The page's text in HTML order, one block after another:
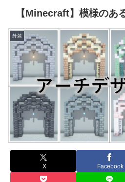
【Minecraft】模様のあ
外装
X Facebook